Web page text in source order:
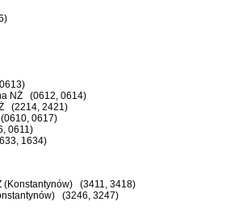
NŻ (0612, 0614)
(2214, 2421)
0617)
0611)
1634)
(Konstantynów) (3411, 3418)
(3246, 3247)